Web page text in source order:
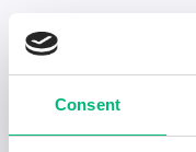
Consent
Senaste
Visa fler artiklar